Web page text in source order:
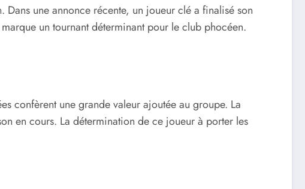
une annonce récente, un joueur clé a finalisé son
un tournant déterminant pour le club phocéen.
confèrent une grande valeur ajoutée au groupe. La
en cours. La détermination de ce joueur à porter les